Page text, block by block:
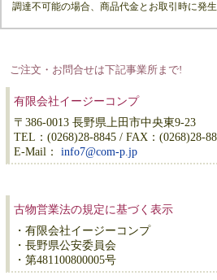
調達不可能の場合、商品代金とお取引時に発
ご注文・お問合せは下記事業所まで!
有限会社イージーコンプ
〒386-0013 長野県上田市中央東9-23
TEL：(0268)28-8845 / FAX：(0268)28-
E-Mail：
info7@com-p.jp
古物営業法の規定に基づく表示
・有限会社イージーコンプ
・長野県公安委員会
・第481100800005号